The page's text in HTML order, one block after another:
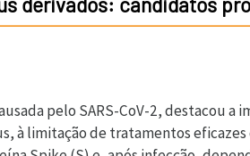
pelo SARS-CoV-2, destacou
à limitação de tratamentos